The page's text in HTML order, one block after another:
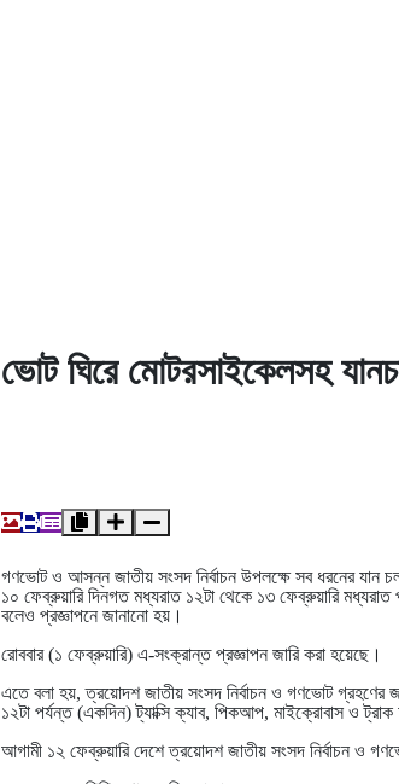
ভোট ঘিরে মোটরসাইকেলসহ
গণভোট ও আসন্ন জাতীয় সংসদ নির্বাচন উপলক্ষে সব ধরনের যান
১০ ফেব্রুয়ারি দিনগত মধ্যরাত ১২টা থেকে ১৩ ফেব্রুয়ারি
বলেও প্রজ্ঞাপনে জানানো হয়।
রোববার (১ ফেব্রুয়ারি) এ-সংক্রান্ত প্রজ্ঞাপন জারি করা হয়েছে।
এতে বলা হয়, ত্রয়োদশ জাতীয় সংসদ নির্বাচন ও গণভোট গ্রহণের
১২টা পর্যন্ত (একদিন) ট্যাক্সি ক্যাব, পিকআপ, মাইক্রোবাস ও
আগামী ১২ ফেব্রুয়ারি দেশে ত্রয়োদশ জাতীয় সংসদ নির্বাচন ও